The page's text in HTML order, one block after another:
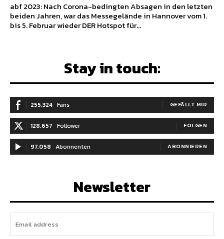
abf 2023: Nach Corona-bedingten Absagen in den letzten
beiden Jahren, war das Messegelände in Hannover vom 1.
bis 5. Februar wieder DER Hotspot für...
Stay in touch:
255,324 Fans GEFÄLLT MIR
128,657 Follower FOLGEN
97,058 Abonnenten ABONNIEREN
Newsletter